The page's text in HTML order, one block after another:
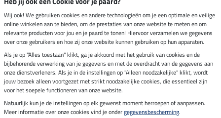
Verzending per
Veilig betalen met
Impressum
Wij ook! We gebruiken cookies en andere technologieën om je een optimale en veilige
online winkelen aan te bieden, om de prestaties van onze website te meten en om
relevante producten voor jou en je paard te tonen! Hiervoor verzamelen we gegevens
over onze gebruikers en hoe zij onze website kunnen gebruiken op hun apparaten.
Als je op "Alles toestaan" klikt, ga je akkoord met het gebruik van cookies en de
bijbehorende verwerking van je gegevens en met de overdracht van de gegevens aan
onze dienstverleners. Als je in de instellingen op "Alleen noodzakelijke" klikt, wordt
jouw bezoek alleen voortgezet met strikt noodzakelijke cookies, die essentieel zijn
voor het soepele functioneren van onze website.
Natuurlijk kun je de instellingen op elk gewenst moment herroepen of aanpassen.
Meer informatie over onze cookies vind je ondergegevensbescherming.